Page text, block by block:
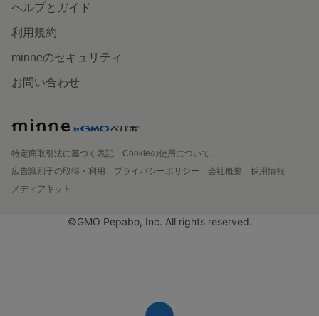
ヘルプとガイド
利用規約
minneのセキュリティ
お問い合わせ
特定商取引法に基づく表記
Cookieの使用について
広告識別子の取得・利用
プライバシーポリシー 会社概要
採用情報
メディアキット
©GMO Pepabo, Inc. All rights reserved.